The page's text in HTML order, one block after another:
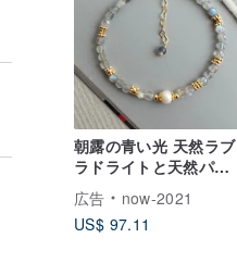
朝露の青い光 天然ラブ
ラドライトと天然パー
ルのブレスレット ムー
ンストーン系 ライトジ
ュエリー デザインブレ
広告
now-2021
US$ 97.11